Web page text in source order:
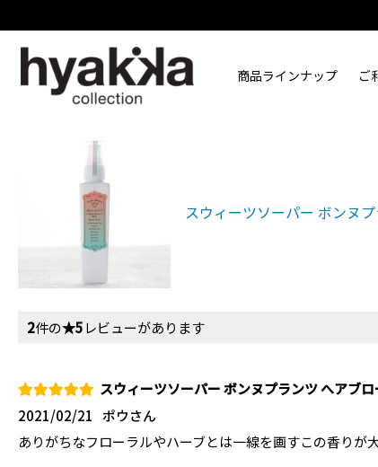
商品ラインナップ ご
スウィーツソーパー ボンヌ
2件の★5レビューがあります
スウィーツソーパー ボンヌプランツ へアブ
ポウさん
2021/02/21
ありがちなフローラルやハーブとは一線を画すこの香りが